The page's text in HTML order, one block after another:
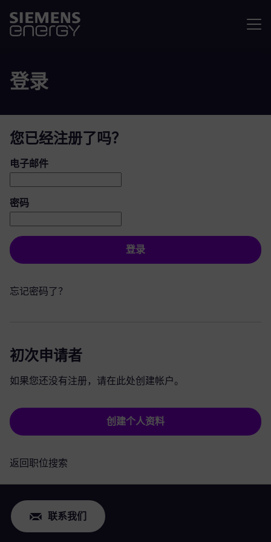
登录
您已经注册了吗？
登录：用户和密码
电子邮件
密码
登录
忘记密码了？
初次申请者
如果您还没有注册，请在此处创建帐户。
创建个人资料
返回职位搜索
联系我们